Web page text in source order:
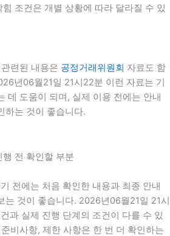
조건은 개별 상황에 따라 달라질 수 있
련된 내용은 공정거래위원회 자료도 함
년06월21일 21시22분 이런 자료는 기
데 도움이 되며, 실제 이용 전에는 안내
하는 것이 좋습니다.
전 확인할 부분
전에는 처음 확인한 내용과 최종 안내
는 것이 좋습니다. 2026년06월21일 21시
과 실제 진행 단계의 조건이 다를 수 있
비사항, 제한 사항은 한 번 더 확인하는